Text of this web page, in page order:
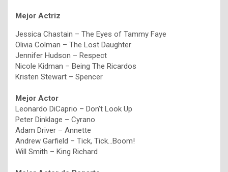
Mejor Actriz
Jessica Chastain – The Eyes of Tammy Faye
Olivia Colman – The Lost Daughter
Jennifer Hudson – Respect
Nicole Kidman – Being The Ricardos
Kristen Stewart – Spencer
Mejor Actor
Leonardo DiCaprio – Don’t Look Up
Peter Dinklage – Cyrano
Adam Driver – Annette
Andrew Garfield – Tick, Tick…Boom!
Will Smith – King Richard